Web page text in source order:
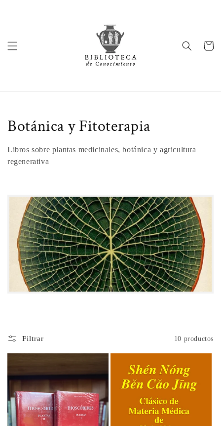
Carrito
C
o
l
Botánica y Fitoterapia
Libros sobre plantas medicinales, botánica y agricultura
regenerativa
Filtrar 10 productos